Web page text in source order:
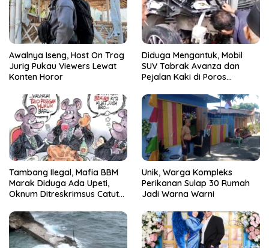
Awalnya Iseng, Host On Trog
Jurig Pukau Viewers Lewat
Konten Horor
Diduga Mengantuk, Mobil
SUV Tabrak Avanza dan
Pejalan Kaki di Poros
Tambang Ilegal, Mafia BBM
Marak Diduga Ada Upeti,
Oknum Ditreskrimsus Catut
Unik, Warga Kompleks
Perikanan Sulap 30 Rumah
Jadi Warna Warni